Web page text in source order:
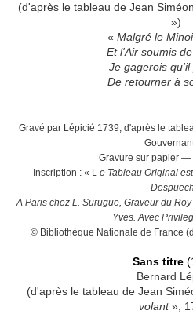
(d'après le tableau de Jean
»)
« Malgré le
Et l'Air soumis
Je gagerois qu'il
De retourner à
Gravé par Lépicié 1739, d'après le
Gravure sur papier —
Inscription : « L e Tableau Original
A Paris chez L. Surugue, Graveur du
Yves. Avec
© Bibliothèque Nationale de France
Sans titre
Bernard
(d'après le tableau de Jean
volant»,